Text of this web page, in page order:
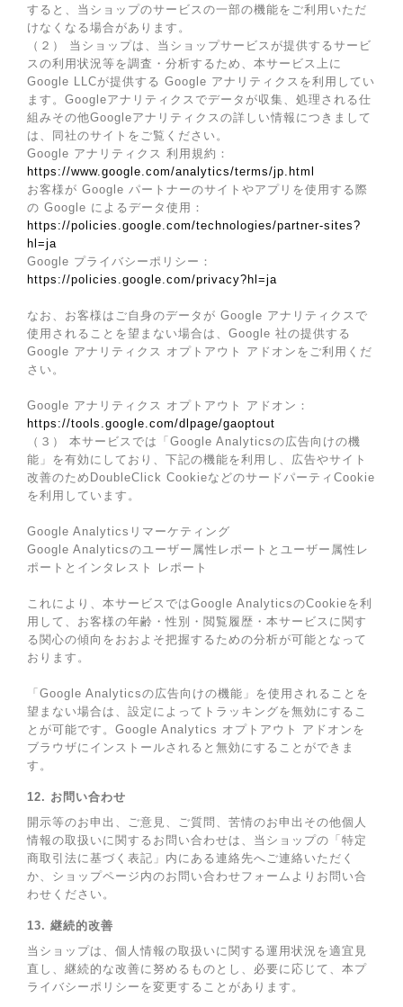
すると、当ショップのサービスの一部の機能をご利用いただ
けなくなる場合があります。
（２） 当ショップは、当ショップサービスが提供するサービ
スの利用状況等を調査・分析するため、本サービス上に
Google LLCが提供する Google アナリティクスを利用してい
ます。Googleアナリティクスでデータが収集、処理される仕
組みその他Googleアナリティクスの詳しい情報につきまして
は、同社のサイトをご覧ください。
Google アナリティクス 利用規約：
https://www.google.com/analytics/terms/jp.html
お客様が Google パートナーのサイトやアプリを使用する際
の Google によるデータ使用：
https://policies.google.com/technologies/partner-sites?
hl=ja
Google プライバシーポリシー：
https://policies.google.com/privacy?hl=ja
なお、お客様はご自身のデータが Google アナリティクスで
使用されることを望まない場合は、Google 社の提供する
Google アナリティクス オプトアウト アドオンをご利用くだ
さい。
Google アナリティクス オプトアウト アドオン：
https://tools.google.com/dlpage/gaoptout
（３） 本サービスでは「Google Analyticsの広告向けの機
能」を有効にしており、下記の機能を利用し、広告やサイト
改善のためDoubleClick CookieなどのサードパーティCookie
を利用しています。
Google Analyticsリマーケティング
Google Analyticsのユーザー属性レポートとユーザー属性レ
ポートとインタレスト レポート
これにより、本サービスではGoogle AnalyticsのCookieを利
用して、お客様の年齢・性別・閲覧履歴・本サービスに関す
る関心の傾向をおおよそ把握するための分析が可能となって
おります。
「Google Analyticsの広告向けの機能」を使用されることを
望まない場合は、設定によってトラッキングを無効にするこ
とが可能です。Google Analytics オプトアウト アドオンを
ブラウザにインストールされると無効にすることができま
す。
12. お問い合わせ
開示等のお申出、ご意見、ご質問、苦情のお申出その他個人
情報の取扱いに関するお問い合わせは、当ショップの「特定
商取引法に基づく表記」内にある連絡先へご連絡いただく
か、ショップページ内のお問い合わせフォームよりお問い合
わせください。
13. 継続的改善
当ショップは、個人情報の取扱いに関する運用状況を適宜見
直し、継続的な改善に努めるものとし、必要に応じて、本プ
ライバシーポリシーを変更することがあります。